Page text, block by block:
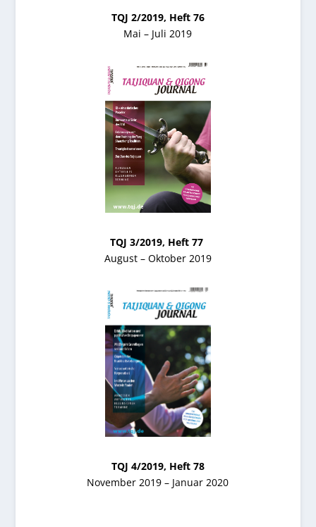
TQJ 2/2019, Heft 76
Mai – Juli 2019
TQJ 3/2019, Heft 77
August – Oktober 2019
TQJ 4/2019, Heft 78
November 2019 – Januar 2020